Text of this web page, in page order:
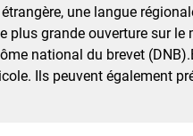
une langue
plus grande ouverture sur le
national du brevet
Ils peuvent également